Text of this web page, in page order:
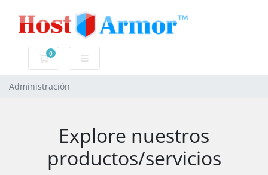
0
Carro de Pedidos
Administración
Explore nuestros
productos/servicios